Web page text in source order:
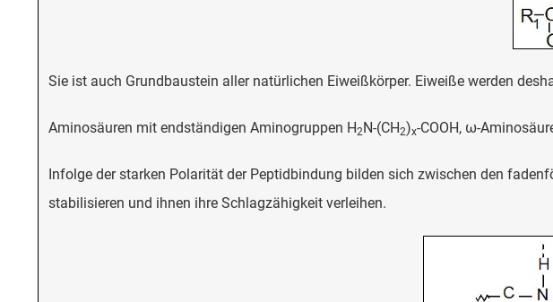
Sie ist auch Grundbaustein aller natürlichen Eiweißkörper. Eiweiße werden
Aminosäuren mit endständigen Aminogruppen H2N-(CH2)x-COOH, ω-
Infolge der starken Polarität der Peptidbindung bilden sich zwischen den
stabilisieren und ihnen ihre Schlagzähigkeit verleihen.